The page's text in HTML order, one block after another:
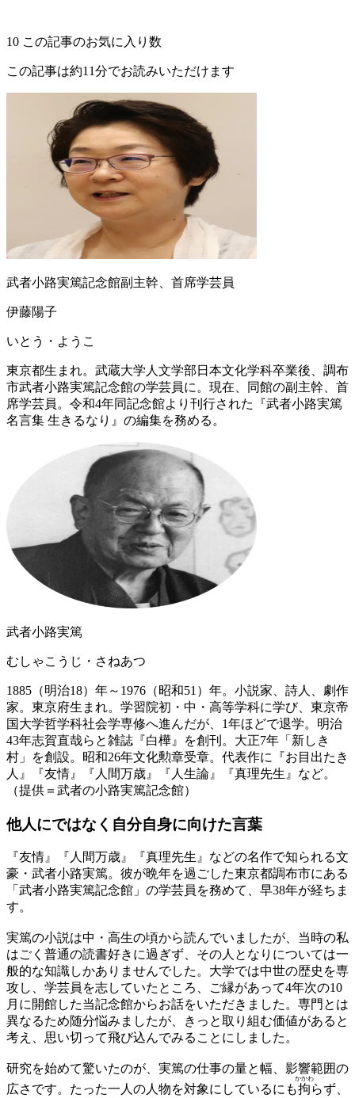
10 この記事のお気に入り数
この記事は約11分でお読みいただけます
武者小路実篤記念館副主幹、首席学芸員
伊藤陽子
いとう・ようこ
東京都生まれ。武蔵大学人文学部日本文化学科卒業後、調布
市武者小路実篤記念館の学芸員に。現在、同館の副主幹、首
席学芸員。令和4年同記念館より刊行された『武者小路実篤
名言集 生きるなり』の編集を務める。
武者小路実篤
むしゃこうじ・さねあつ
1885（明治18）年～1976（昭和51）年。小説家、詩人、劇作
家。東京府生まれ。学習院初・中・高等学科に学び、東京帝
国大学哲学科社会学専修へ進んだが、1年ほどで退学。明治
43年志賀直哉らと雑誌『白樺』を創刊。大正7年「新しき
村」を創設。昭和26年文化勲章受章。代表作に『お目出たき
人』『友情』『人間万歳』『人生論』『真理先生』など。
（提供＝武者の小路実篤記念館）
他人にではなく 自分自身に向けた言葉
『友情』『人間万歳』『真理先生』などの名作で知られる文
豪・武者小路実篤。彼が晩年を過ごした東京都調布市にある
「武者小路実篤記念館」の学芸員を務めて、早38年が経ちま
す。
実篤の小説は中・高生の頃から読んでいましたが、当時の私
はごく普通の読書好きに過ぎず、その人となりについては一
般的な知識しかありませんでした。大学では中世の歴史を専
攻し、学芸員を志していたところ、ご縁があって4年次の10
月に開館した当記念館からお話をいただきました。専門とは
異なるため随分悩みましたが、きっと取り組む価値があると
考え、思い切って飛び込んでみることにしました。
研究を始めて驚いたのが、実篤の仕事の量と幅、影響範囲の
広さです。たった一人の人物を対象にしているにも拘
かかわ
らず、